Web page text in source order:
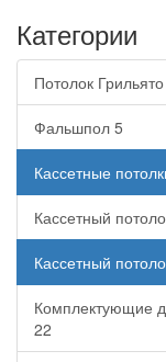
Категории
Потолок Грильято
Фальшпол 5
Кассетные
Кассетный
Кассетный
Комплектующие
22